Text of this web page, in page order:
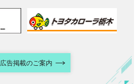
広告掲載のご案内